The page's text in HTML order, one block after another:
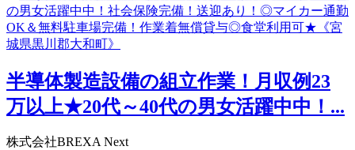
半導体製造設備の組立作業！月収例23
万以上★20代～40代の男女活躍中中！...
株式会社BREXA Next